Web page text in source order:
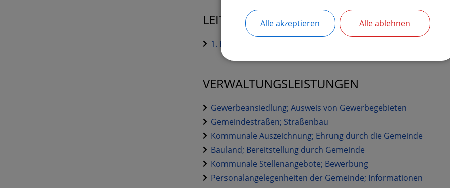
LEITER
1. Bürgermeister
VERWALTUNGSLEISTUNGEN
Gewerbeansiedlung; Ausweis von Gewerbegebieten
Gemeindestraßen; Straßenbau
Kommunale Auszeichnung; Ehrung durch die Gemeinde
Bauland; Bereitstellung durch Gemeinde
Kommunale Stellenangebote; Bewerbung
Personalangelegenheiten der Gemeinde; Informationen
Alle akzeptieren Alle ablehnen